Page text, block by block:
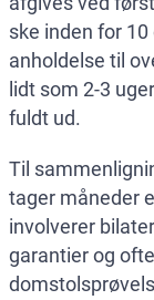
ske inden for
anholdelse til
lidt som 2-3
fuldt ud.
Til
tager måneder
involverer
garantier og